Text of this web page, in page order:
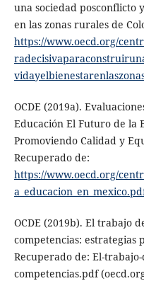
una sociedad posconflicto
en las zonas rurales de
https://www.oecd.org/
OCDE (2019a).
Educación El Futuro de la
Promoviendo Calidad y
Recuperado de:
https://www.oecd.org/
OCDE (2019b). El trabajo
competencias:
Recuperado de: El-
competencias.pdf